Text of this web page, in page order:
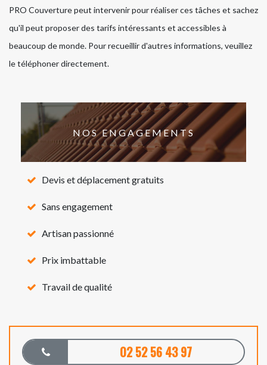
PRO Couverture peut intervenir pour réaliser ces tâches et sachez
qu'il peut proposer des tarifs intéressants et accessibles à
beaucoup de monde. Pour recueillir d'autres informations, veuillez
le téléphoner directement.
NOS ENGAGEMENTS
Devis et déplacement gratuits
Sans engagement
Artisan passionné
Prix imbattable
Travail de qualité
02 52 56 43 97